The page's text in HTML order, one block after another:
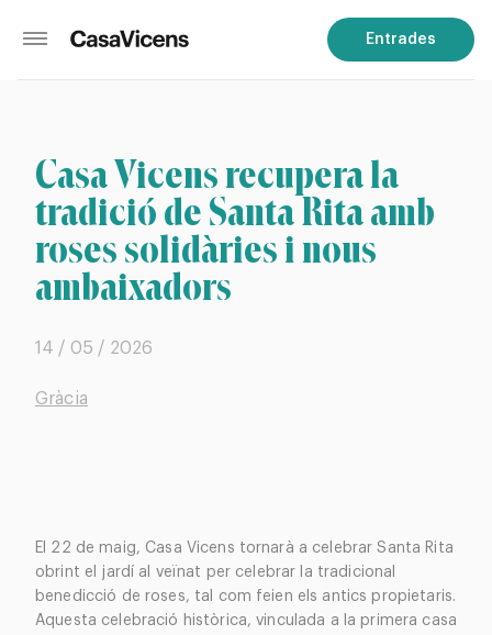
Entrades
Casa Vicens recupera la
tradició de Santa Rita amb
roses solidàries i nous
ambaixadors
14 / 05 / 2026
Gràcia
El 22 de maig, Casa Vicens tornarà a celebrar Santa Rita
obrint el jardí al veïnat per celebrar la tradicional
benedicció de roses, tal com feien els antics propietaris.
Aquesta celebració històrica, vinculada a la primera casa